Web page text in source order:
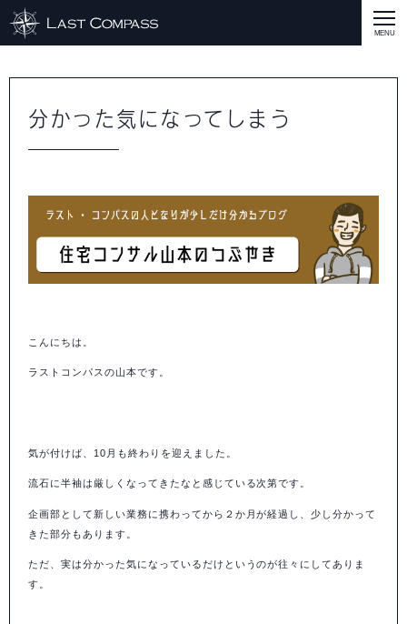
CASE
SERVICE MENU
STAFF BLOG
SEMINAR
すべての説明会情報
事業開発に関して
に関して
に関して
に関して
コストに関して
RECRUIT
COMPASS PORT
分かった気になってしまう
こんにちは。
ラストコンパスの山本です。
気が付けば、 10 月も終わりを迎えました。
流石に半袖は厳しくなってきたなと感じている次第です。
企画部として新しい業務に携わってから２か月が経過し、少し分かって
きた部分もあります。
ただ、実は分かった気になっているだけというのが往々にしてありま
す。